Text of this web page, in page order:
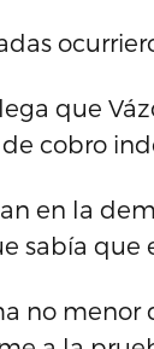
que
cobro
en la
sabía que
no